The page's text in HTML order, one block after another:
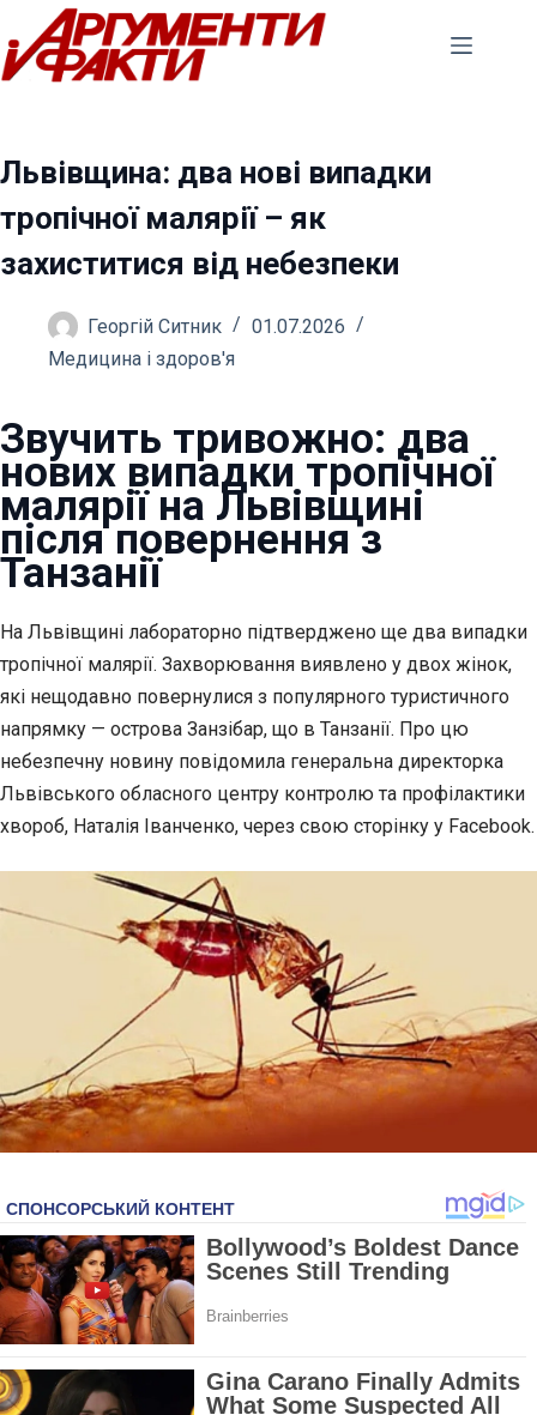
Перейти
до
вмісту
Львівщина: два нові випадки
тропічної малярії – як
захиститися від небезпеки
Георгій Ситник
01.07.2026
Медицина і здоров'я
Звучить тривожно: два
нових випадки тропічної
малярії на Львівщині
після повернення з
Танзанії
На Львівщині лабораторно підтверджено ще два випадки
тропічної малярії. Захворювання виявлено у двох жінок,
які нещодавно повернулися з популярного туристичного
напрямку — острова Занзібар, що в Танзанії. Про цю
небезпечну новину повідомила генеральна директорка
Львівського обласного центру контролю та профілактики
хвороб, Наталія Іванченко, через свою сторінку у Facebook.